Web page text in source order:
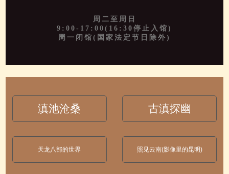
周二至周日
9:00-17:00(16:30停止入馆)
周一闭馆(国家法定节日除外)
滇池沧桑 古滇探幽
天龙八部的世界 照见云南(影像里的昆明)